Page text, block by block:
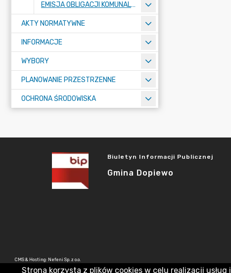
EMISJA OBLIGACJI KOMUNALNYCH
AKTY NORMATYWNE
INFORMACJE
WYBORY
PLANOWANIE PRZESTRZENNE
OCHRONA ŚRODOWISKA
Biuletyn Informacji Publicznej
Gmina Dopiewo
CMS & Hosting: Nefeni Sp. z o.o.
Strona korzysta z plików cookies w celu realizacji usług